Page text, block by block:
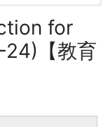
for
【教育